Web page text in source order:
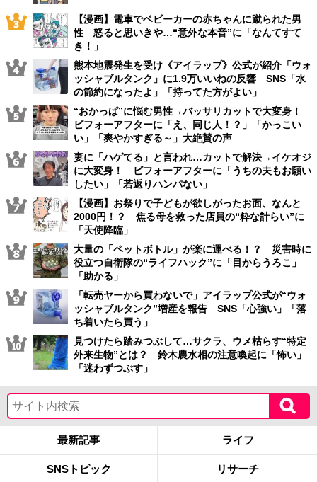
【漫画】電車でベビーカーの赤ちゃんに蹴られた男
性 怒ると思いきや…“意外な本音”に「なんてすて
き！」
熊本地震発生を受け《アイラップ》公式が紹介「ウォ
ッシャブルタンク」に1.9万いいねの反響 SNS「水
の節約になったよ」「持ってた方がよい」
“おかっぱ”に悩む男性→バッサリカットで大変身！
ビフォーアフターに「え、同じ人！？」「かっこい
い」「爽やかすぎる～」大絶賛の声
妻に「ハゲてる」と言われ…カットで解決→イケオジ
に大変身！ ビフォーアフターに「うちの夫もお願い
したい」「若返りハンパない」
【漫画】お祭りで子どもが欲しがったお面、なんと
2000円！？ 焦る母を救った店員の“粋な計らい”に
「天使降臨」
大量の「ペットボトル」が楽に運べる！？ 災害時に
役立つ自衛隊の“ライフハック”に「目からうろこ」
「助かる」
「転売ヤーから買わないで」アイラップ公式が“ウォ
ッシャブルタンク”増産を報告 SNS「心強い」「落
ち着いたら買う」
見つけたら踏みつぶして…サクラ、ウメ枯らす“特定
外来生物”とは？ 鈴木農水相の注意喚起に「怖い」
「迷わずつぶす」
最新記事 ライフ
SNSトピック リサーチ